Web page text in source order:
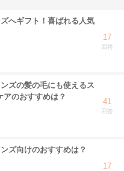
へギフト！喜ばれる人気
17
回答
ズの髪の毛にも使えるス
アのおすすめは？
41
回答
ズ向けのおすすめは？
17